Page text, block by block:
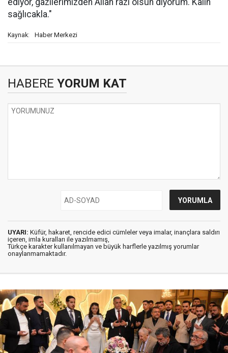
ediyor, gazilerimizden Allah razı olsun diyorum. Kalın
sağlıcakla."
Kaynak: Haber Merkezi
HABERE YORUM KAT
UYARI: Küfür, hakaret, rencide edici cümleler veya imalar, inançlara saldırı
içeren, imla kuralları ile yazılmamış,
Türkçe karakter kullanılmayan ve büyük harflerle yazılmış yorumlar
onaylanmamaktadır.